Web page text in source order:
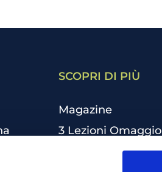
SCOPRI DI PIÙ
Magazine
3 Lezioni Omaggio